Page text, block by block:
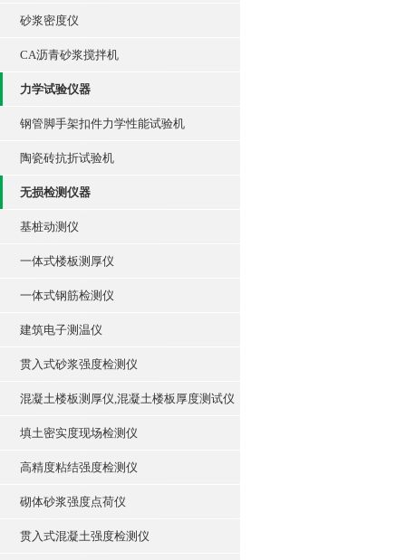
砂浆密度仪
CA沥青砂浆搅拌机
力学试验仪器
钢管脚手架扣件力学性能试验机
陶瓷砖抗折试验机
无损检测仪器
基桩动测仪
一体式楼板测厚仪
一体式钢筋检测仪
建筑电子测温仪
贯入式砂浆强度检测仪
混凝土楼板测厚仪,混凝土楼板厚度测试仪
填土密实度现场检测仪
高精度粘结强度检测仪
砌体砂浆强度点荷仪
贯入式混凝土强度检测仪